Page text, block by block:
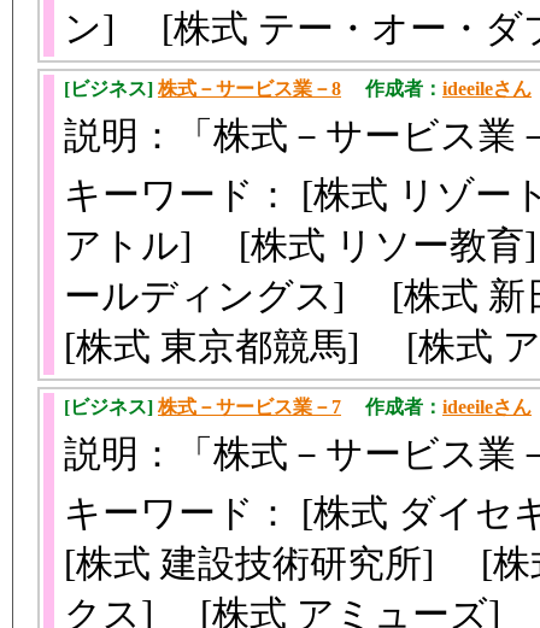
ン] [株式 テー・オー・
[ビジネス] 株式－サービス業－8 作成者： ideeileさん
説明：「株式－サービス業
キーワード： [株式 リゾ
アトル] [株式 リソー教
ールディングス] [株式
[株式 東京都競馬] [株式
[ビジネス] 株式－サービス業－7 作成者： ideeileさん
説明：「株式－サービス業
キーワード： [株式 ダイ
[株式 建設技術研究所] [
クス] [株式 アミューズ]